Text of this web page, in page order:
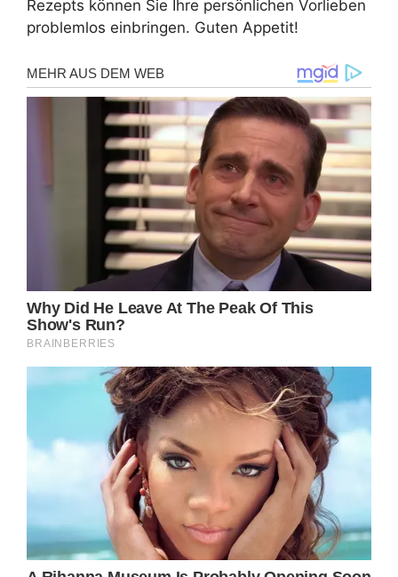
Rezepts können Sie Ihre persönlichen Vorlieben
problemlos einbringen. Guten Appetit!